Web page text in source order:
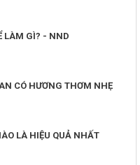
LÀM GÌ? - NND
CÓ HƯƠNG THƠM NHẸ
LÀ HIỆU QUẢ NHẤT